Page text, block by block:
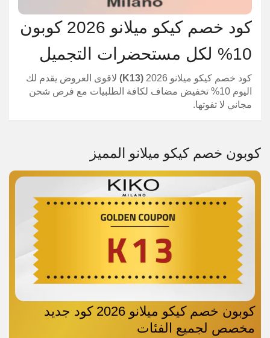
كود خصم كيكو ميلانو 2026 كوبون
10% لكل مستحضرات التجميل
كود خصم كيكو ميلانو 2026 (K13)
لاقوى العروض يقدم لك
اليوم 10% تخفيض مضاف لكافة الطلبيات مع فرص شحن
مجاني لا تفوتها.
كوبون خصم كيكو ميلانو المميز
كوبون خصم كيكو ميلانو 2026 كود جديد
مخصص لجميع الفئات